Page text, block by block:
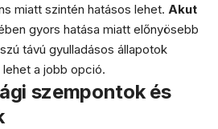
miatt szintén hatásos lehet. Akut
gyors hatása miatt előnyösebb
távú gyulladásos állapotok
a jobb opció.
szempontok és